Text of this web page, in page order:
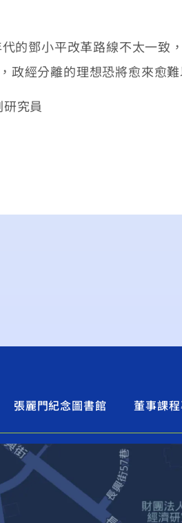
鄧小平改革路線不太一致
政經分離的理想恐將愈來愈難
究員
張麗門紀念圖書館 董事課